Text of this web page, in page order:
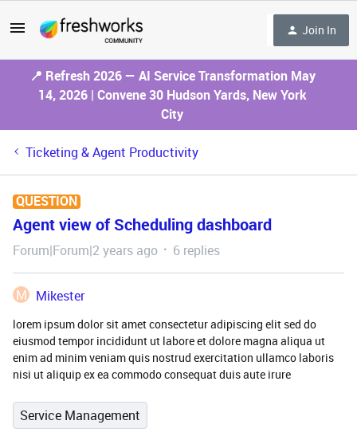
Join In
📍 Refresh 2026 — AI Service Transformation May
14, 2026 | Convene 30 Hudson Yards, New York
City
Ticketing & Agent Productivity
QUESTION
Agent view of Scheduling dashboard
Forum|Forum|2 years ago 6 replies
M Mikester
lorem ipsum dolor sit amet consectetur adipiscing elit sed do
eiusmod tempor incididunt ut labore et dolore magna aliqua ut
enim ad minim veniam quis nostrud exercitation ullamco laboris
nisi ut aliquip ex ea commodo consequat duis aute irure
Service Management